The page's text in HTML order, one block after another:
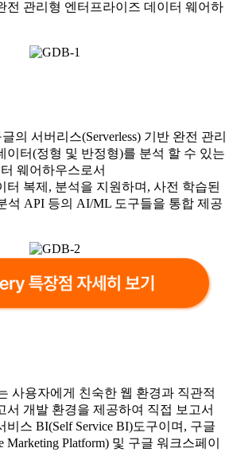
전 관리형 엔터프라이즈 데이터 웨어하
의 서버리스(Serverless) 기반 완전 관리
이터(정형 및 반정형)를 분석 할 수 있는
웨어하우스로서
터 복제, 분석을 지원하며, 사전 학습된
석 API 등의 AI/ML 도구들을 통합 제공
사용자에게 친숙한 웹 환경과 직관적
서 개발 환경을 제공하여 직접 보고서
비스 BI(Self Service BI)도구이며, 구글
Platform) 및 구글 워크스페이